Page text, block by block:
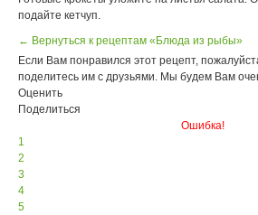
подайте кетчуп.
← Вернуться к рецептам «Блюда из рыбы»
Если Вам понравился этот рецепт,
поделитесь им с друзьями. Мы будем Вам
Оценить
Поделиться
Ошибка!
1
2
3
4
5